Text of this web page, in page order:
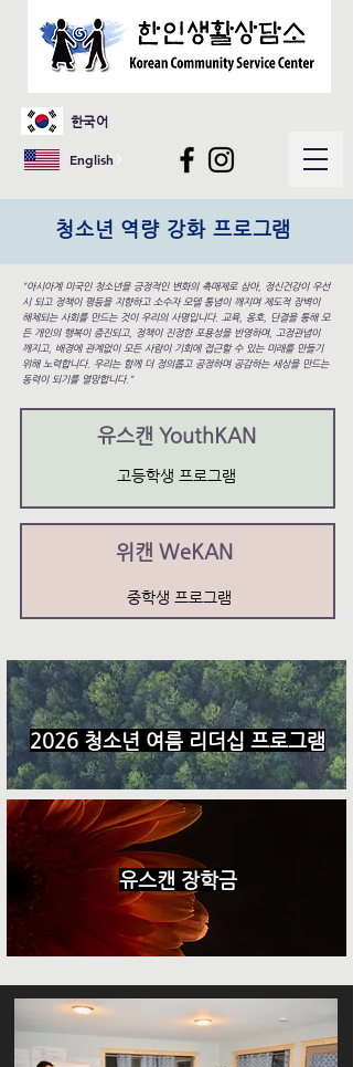
한국어
English
청소년 역량 강화 프로그램
"아시아계 미국인 청소년을 긍정적인 변화의 촉매제로 삼아, 정신건강이 우선
시 되고 정책이 평등을 지향하고 소수자 모델 통념이 깨지며 제도적 장벽이
해체되는 사회를 만드는 것이 우리의 사명입니다. 교육, 옹호, 단결을 통해 모
든 개인의 행복이 증진되고, 정책이 진정한 포용성을 반영하며, 고정관념이
깨지고, 배경에 관계없이 모든 사람이 기회에 접근할 수 있는 미래를 만들기
위해 노력합니다. 우리는 함께 더 정의롭고 공정하며 공감하는 세상을 만드는
동력이 되기를 열망합니다."
유스캔 YouthKAN
​고등학생 프로그램
중학생 프로그램​
위캔 WeKAN
2026 청소년 여름 리더십 프로그램
유스캔 장학금